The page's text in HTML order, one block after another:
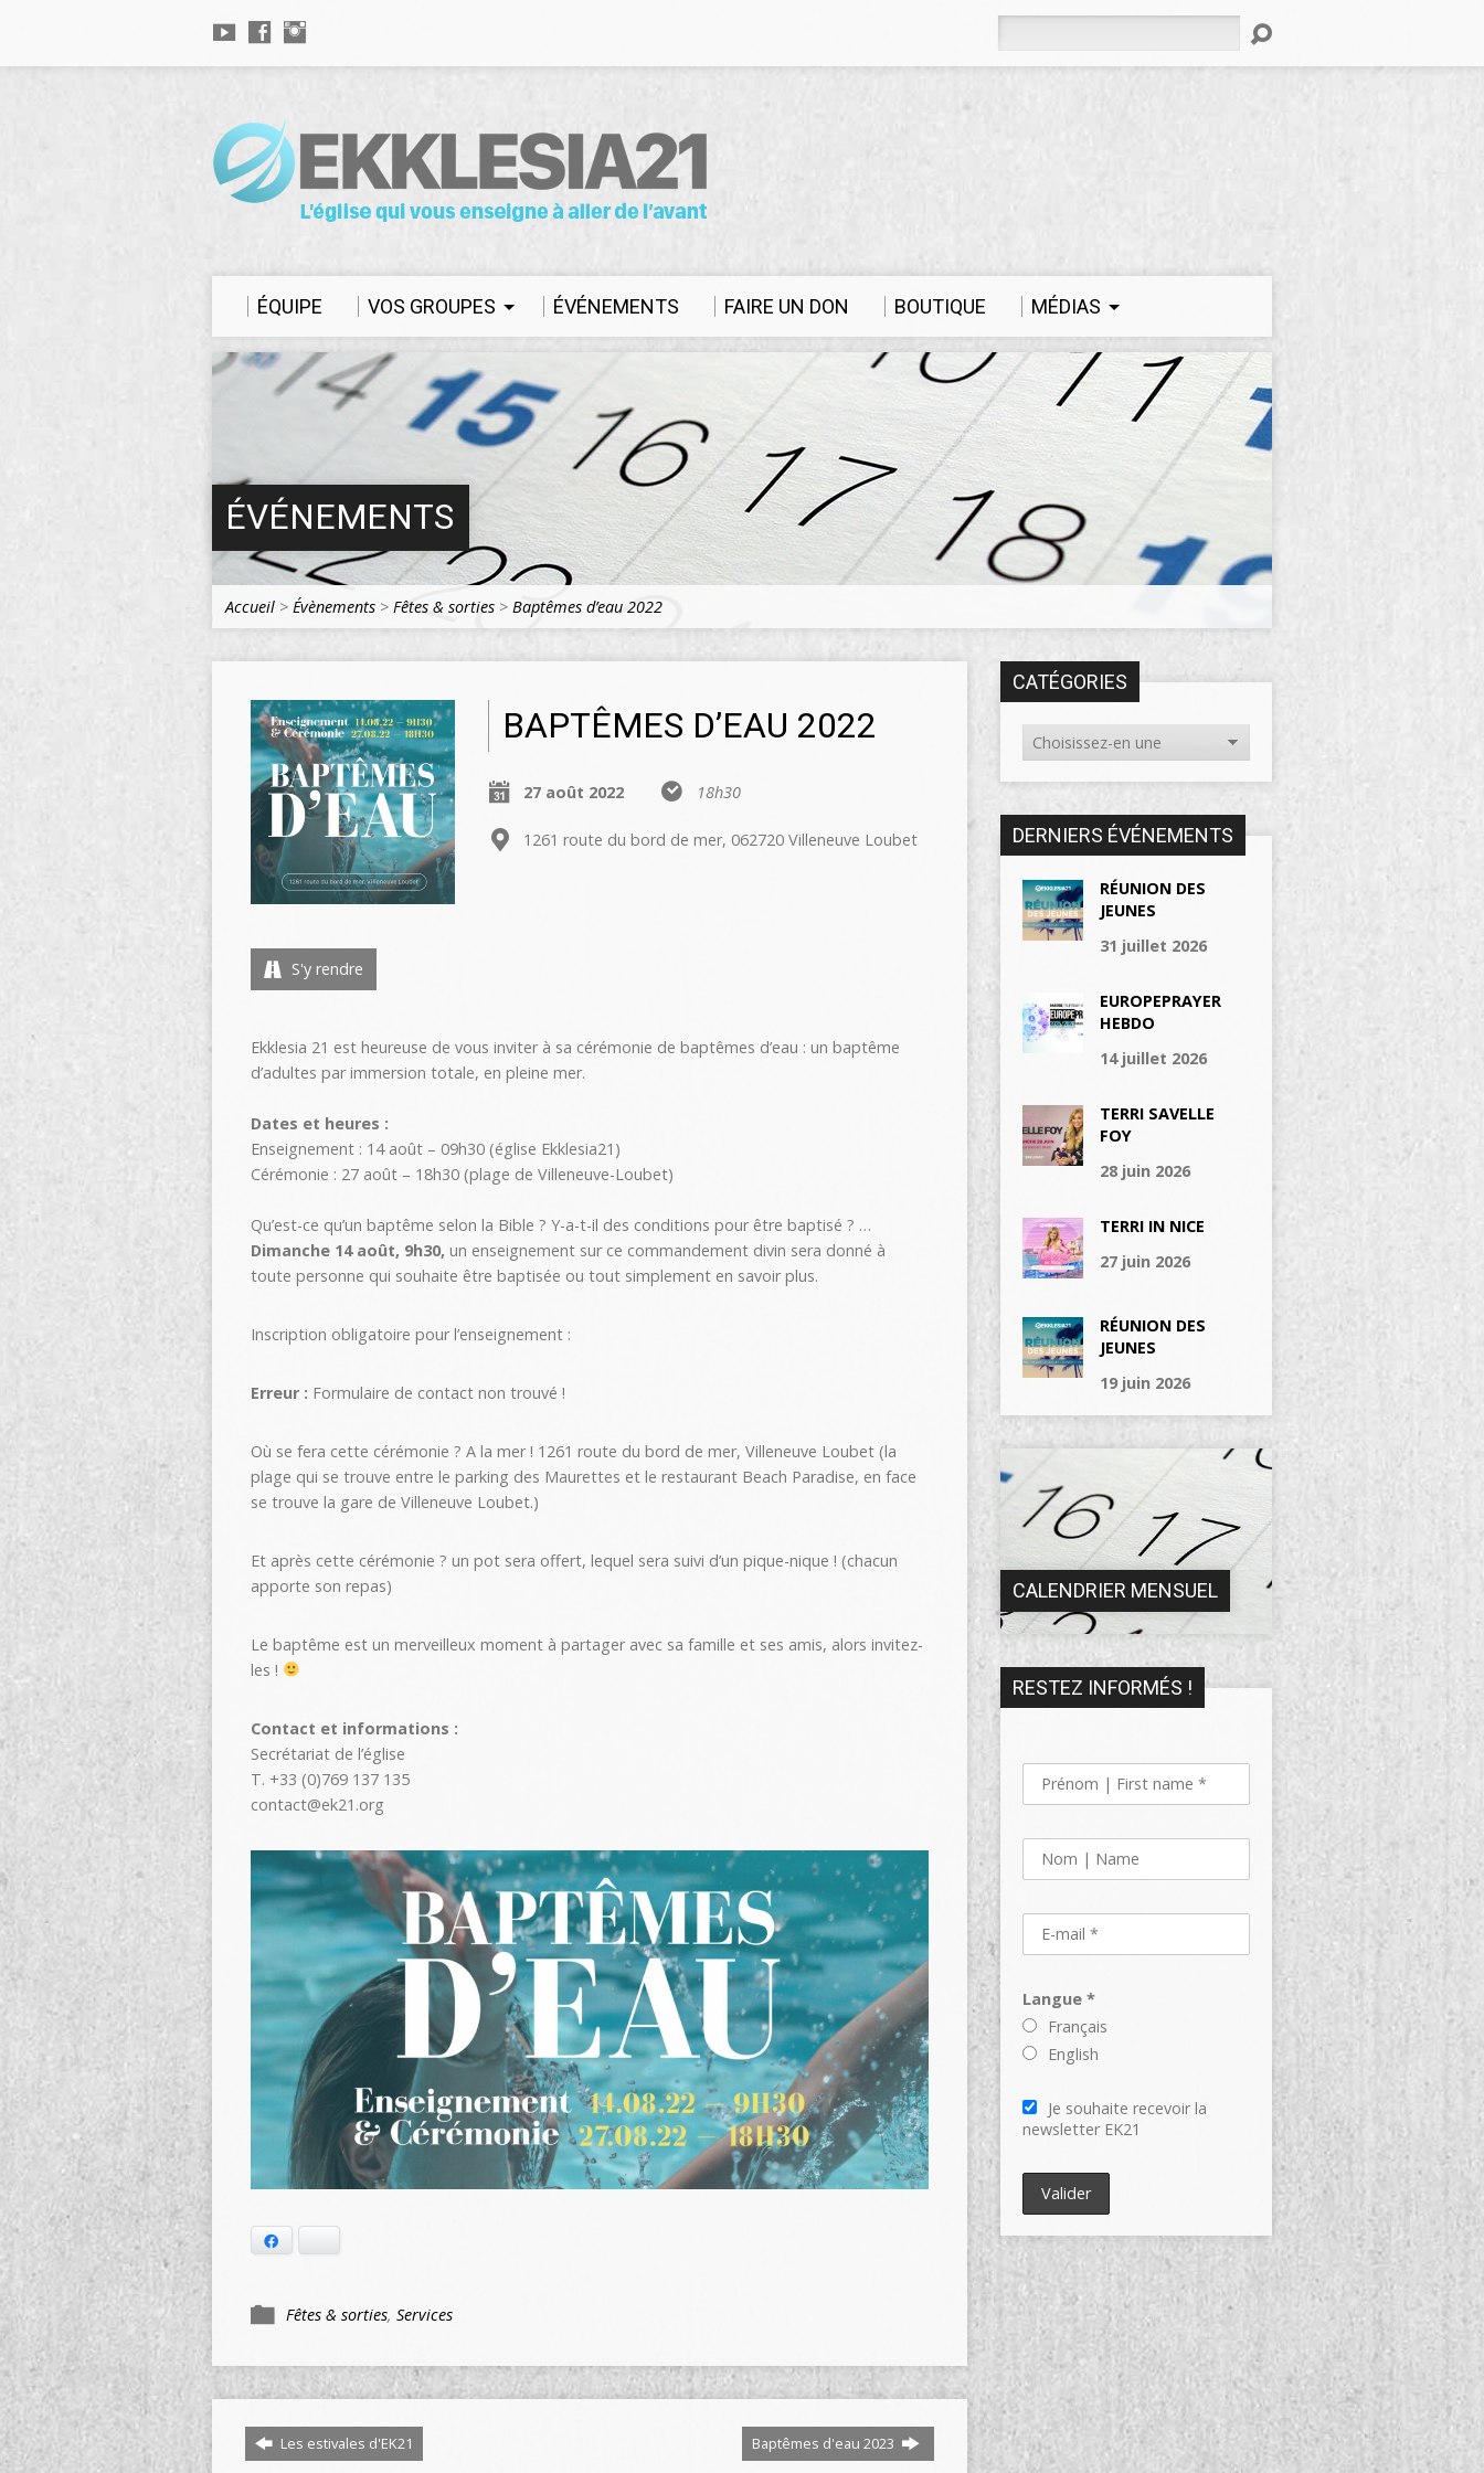
ÉQUIPE VOS GROUPES ÉVÉNEMENTS FAIRE UN DON BOUTIQUE MÉDIAS
ÉVÉNEMENTS
Accueil > Évènements > Fêtes & sorties > Baptêmes d’eau 2022
BAPTÊMES D’EAU 2022
27 août 2022 18h30
1261 route du bord de mer, 062720 Villeneuve Loubet
S'y rendre
Ekklesia 21 est heureuse de vous inviter à sa cérémonie de baptêmes d’eau : un baptême
d’adultes par immersion totale, en pleine mer.
Dates et heures :
Enseignement : 14 août – 09h30 (église Ekklesia21)
Cérémonie : 27 août – 18h30 (plage de Villeneuve-Loubet)
Qu’est-ce qu’un baptême selon la Bible ? Y-a-t-il des conditions pour être baptisé ? …
Dimanche 14 août, 9h30, un enseignement sur ce commandement divin sera donné à
toute personne qui souhaite être baptisée ou tout simplement en savoir plus.
Inscription obligatoire pour l’enseignement :
Erreur : Formulaire de contact non trouvé !
Où se fera cette cérémonie ? A la mer ! 1261 route du bord de mer, Villeneuve Loubet (la
plage qui se trouve entre le parking des Maurettes et le restaurant Beach Paradise, en face
se trouve la gare de Villeneuve Loubet.)
Et après cette cérémonie ? un pot sera offert, lequel sera suivi d’un pique-nique ! (chacun
apporte son repas)
Le baptême est un merveilleux moment à partager avec sa famille et ses amis, alors invitez-
les !
Contact et informations :
Secrétariat de l’église
T. +33 (0)769 137 135
contact@ek21.org
Fêtes & sorties, Services
Les estivales d'EK21 Baptêmes d'eau 2023
CATÉGORIES
DERNIERS ÉVÉNEMENTS
RÉUNION DES
JEUNES
31 juillet 2026
EUROPEPRAYER
HEBDO
14 juillet 2026
TERRI SAVELLE
FOY
28 juin 2026
TERRI IN NICE
27 juin 2026
RÉUNION DES
JEUNES
19 juin 2026
CALENDRIER MENSUEL
RESTEZ INFORMÉS !
Langue *
Français
English
Je souhaite recevoir la
newsletter EK21